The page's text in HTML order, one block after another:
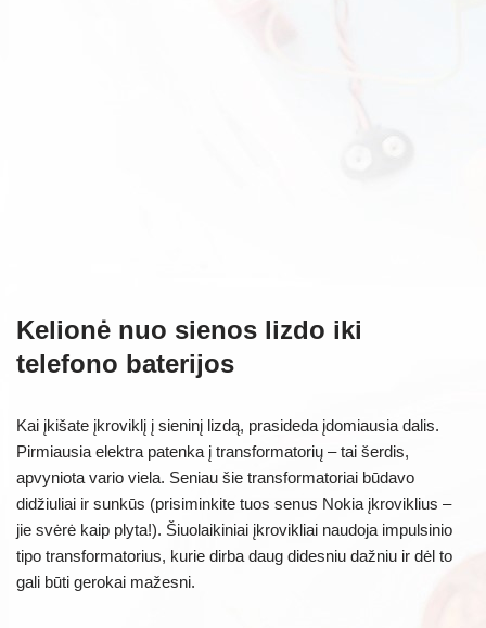
Kelionė nuo sienos lizdo iki
telefono baterijos
Kai įkišate įkroviklį į sieninį lizdą, prasideda įdomiausia dalis.
Pirmiausia elektra patenka į transformatorių – tai šerdis,
apvyniota vario viela. Seniau šie transformatoriai būdavo
didžiuliai ir sunkūs (prisiminkite tuos senus Nokia įkroviklius –
jie svėrė kaip plyta!). Šiuolaikiniai įkrovikliai naudoja impulsinio
tipo transformatorius, kurie dirba daug didesniu dažniu ir dėl to
gali būti gerokai mažesni.